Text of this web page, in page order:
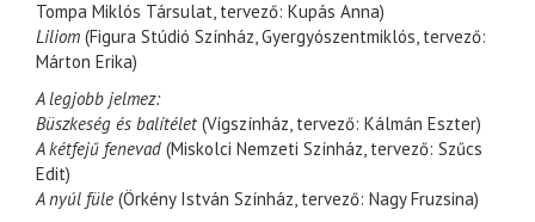
Tompa Miklós Társulat, tervező: Kupás Anna)
Liliom (Figura Stúdió Színház, Gyergyószentmiklós, tervező:
Márton Erika)
A legjobb jelmez:
Büszkeség és balítélet(Vígszínház, tervező: Kálmán Eszter)
A kétfejű fenevad (Miskolci Nemzeti Színház, tervező: Szűcs
Edit)
A nyúl füle (Örkény István Színház, tervező: Nagy Fruzsina)